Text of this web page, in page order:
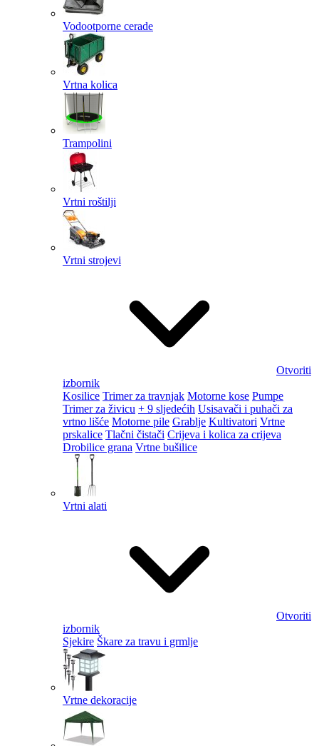
Vodootporne cerade
Vrtna kolica
Trampolini
Vrtni roštilji
Vrtni strojevi
Otvoriti
izbornik
Kosilice Trimer za travnjak Motorne kose Pumpe
Trimer za živicu + 9 sljedećih Usisavači i puhači za
vrtno lišće Motorne pile Grablje Kultivatori Vrtne
prskalice Tlačni čistači Crijeva i kolica za crijeva
Drobilice grana Vrtne bušilice
Vrtni alati
Otvoriti
izbornik
Sjekire Škare za travu i grmlje
Vrtne dekoracije